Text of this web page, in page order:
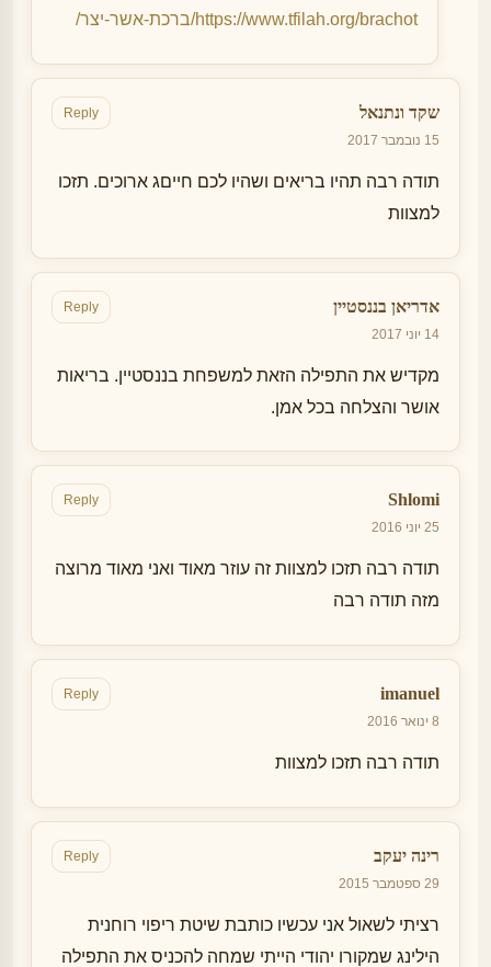
https://www.tfilah.org/brachot/ברכת-אשר-יצר/
שקד ונתנאל
15 נובמבר 2017
Reply
תודה רבה תהיו בריאים ושהיו לכם חייםג ארוכים. תזכו
למצוות
אדריאן בננסטיין
14 יוני 2017
Reply
מקדיש את התפילה הזאת למשפחת בננסטיין. בריאות
אושר והצלחה בכל אמן.
Shlomi
25 יוני 2016
Reply
תודה רבה תזכו למצוות זה עוזר מאוד ואני מאוד מרוצה
מזה תודה רבה
imanuel
8 ינואר 2016
Reply
תודה רבה תזכו למצוות
רינה יעקב
29 ספטמבר 2015
Reply
רציתי לשאול אני עכשיו כותבת שיטת ריפוי רוחנית
הילינג שמקורו יהודי הייתי שמחה להכניס את התפילה